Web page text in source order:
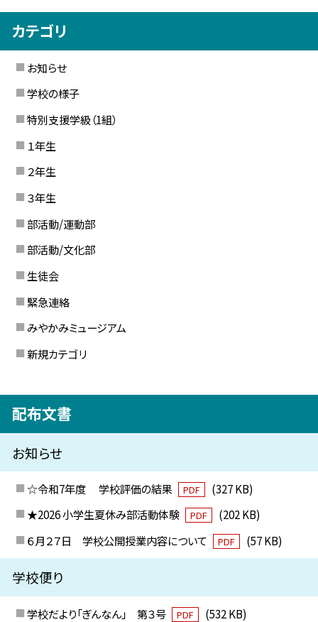
カテゴリ
お知らせ
学校の様子
特別支援学級（1組）
１年生
２年生
３年生
部活動/運動部
部活動/文化部
生徒会
緊急連絡
みやかみミュージアム
新規カテゴリ
配布文書
お知らせ
☆令和7年度 学校評価の結果 PDF
(327 KB)
★2026 小学生夏休み部活動体験
PDF
(202 KB)
６月２７日 学校公開授業内容について
PDF (57 KB)
学校便り
学校だより「ぎんなん」 第３号 PDF
(532 KB)